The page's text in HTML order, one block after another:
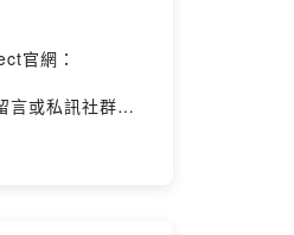
官網：
或私訊社群告